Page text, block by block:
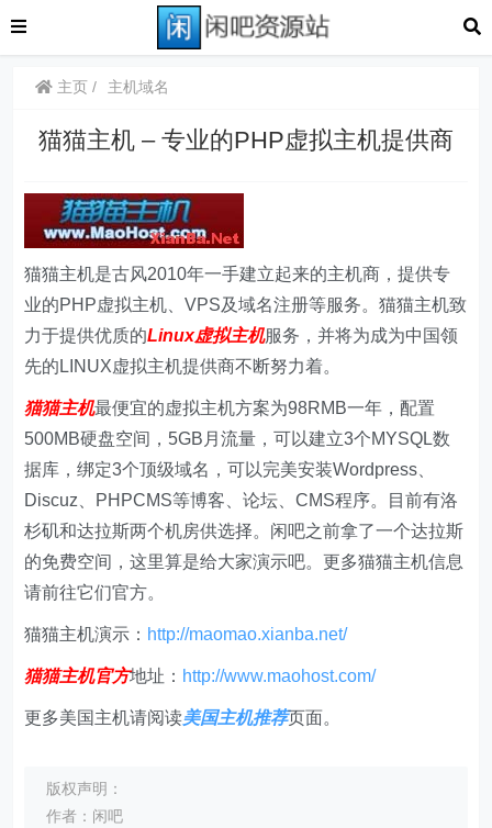
主页 主机域名
猫猫主机 – 专业的PHP虚拟主机提供商
猫猫主机是古风2010年一手建立起来的主机商，提供专
业的PHP虚拟主机、VPS及域名注册等服务。猫猫主机致
力于提供优质的Linux虚拟主机服务，并将为成为中国领
先的LINUX虚拟主机提供商不断努力着。
猫猫主机最便宜的虚拟主机方案为98RMB一年，配置
500MB硬盘空间，5GB月流量，可以建立3个MYSQL数
据库，绑定3个顶级域名，可以完美安装Wordpress、
Discuz、PHPCMS等博客、论坛、CMS程序。目前有洛
杉矶和达拉斯两个机房供选择。闲吧之前拿了一个达拉斯
的免费空间，这里算是给大家演示吧。更多猫猫主机信息
请前往它们官方。
猫猫主机演示： http://maomao.xianba.net/
猫猫主机官方地址： http://www.maohost.com/
更多美国主机请阅读美国主机推荐页面。
版权声明：
作者：闲吧